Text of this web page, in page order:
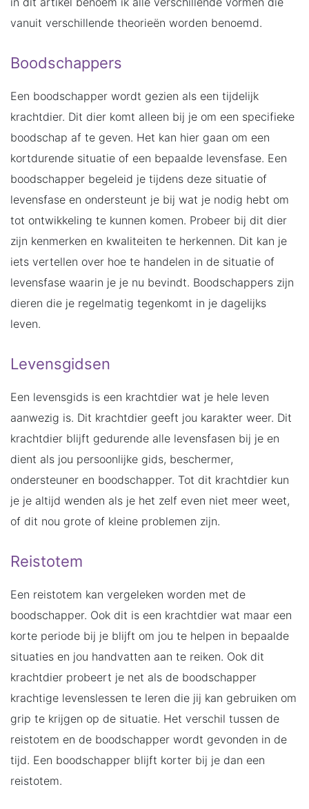
vanuit verschillende theorieën worden benoemd.
Boodschappers
Een boodschapper wordt gezien als een tijdelijk
krachtdier. Dit dier komt alleen bij je om een specifieke
boodschap af te geven. Het kan hier gaan om een
kortdurende situatie of een bepaalde levensfase. Een
boodschapper begeleid je tijdens deze situatie of
levensfase en ondersteunt je bij wat je nodig hebt om
tot ontwikkeling te kunnen komen. Probeer bij dit dier
zijn kenmerken en kwaliteiten te herkennen. Dit kan je
iets vertellen over hoe te handelen in de situatie of
levensfase waarin je je nu bevindt. Boodschappers zijn
dieren die je regelmatig tegenkomt in je dagelijks
leven.
Levensgidsen
Een levensgids is een krachtdier wat je hele leven
aanwezig is. Dit krachtdier geeft jou karakter weer. Dit
krachtdier blijft gedurende alle levensfasen bij je en
dient als jou persoonlijke gids, beschermer,
ondersteuner en boodschapper. Tot dit krachtdier kun
je je altijd wenden als je het zelf even niet meer weet,
of dit nou grote of kleine problemen zijn.
Reistotem
Een reistotem kan vergeleken worden met de
boodschapper. Ook dit is een krachtdier wat maar een
korte periode bij je blijft om jou te helpen in bepaalde
situaties en jou handvatten aan te reiken. Ook dit
krachtdier probeert je net als de boodschapper
krachtige levenslessen te leren die jij kan gebruiken om
grip te krijgen op de situatie. Het verschil tussen de
reistotem en de boodschapper wordt gevonden in de
tijd. Een boodschapper blijft korter bij je dan een
reistotem.